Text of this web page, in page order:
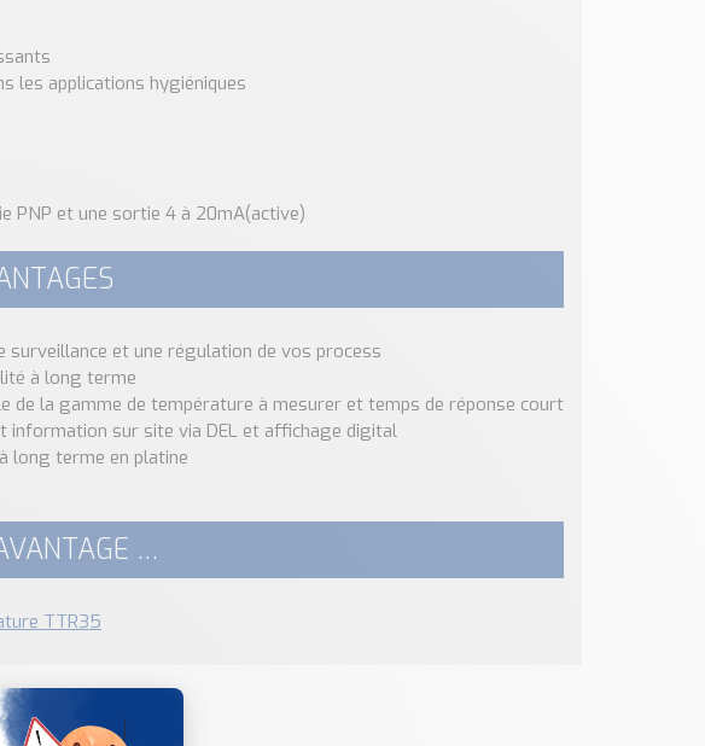
les applications hygiéniques
PNP et une sortie 4 à 20mA(active)
surveillance et une régulation de vos process
à long terme
de la gamme de température à mesurer et temps de réponse court
information sur site via DEL et affichage digital
long terme en platine
…
TTR35